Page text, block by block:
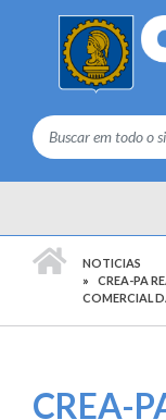
NOTICIAS
CREA-PA
COMERCIAL
CREA-